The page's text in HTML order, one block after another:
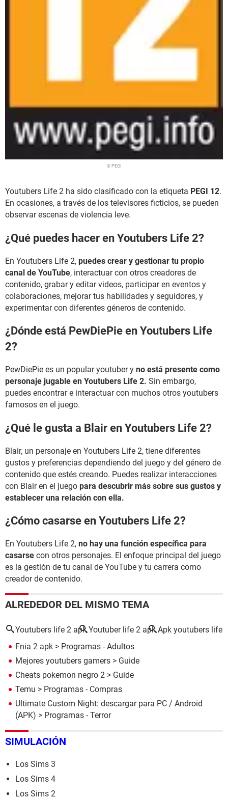
© PEGI
Youtubers Life 2 ha sido clasificado con la etiqueta PEGI 12.
En ocasiones, a través de los televisores ficticios, se pueden
observar escenas de violencia leve.
¿Qué puedes hacer en Youtubers Life 2?
En Youtubers Life 2, puedes crear y gestionar tu propio
canal de YouTube, interactuar con otros creadores de
contenido, grabar y editar videos, participar en eventos y
colaboraciones, mejorar tus habilidades y seguidores, y
experimentar con diferentes géneros de contenido.
¿Dónde está PewDiePie en Youtubers Life
2?
PewDiePie es un popular youtuber y no está presente como
personaje jugable en Youtubers Life 2. Sin embargo,
puedes encontrar e interactuar con muchos otros youtubers
famosos en el juego.
¿Qué le gusta a Blair en Youtubers Life 2?
Blair, un personaje en Youtubers Life 2, tiene diferentes
gustos y preferencias dependiendo del juego y del género de
contenido que estés creando. Puedes realizar interacciones
con Blair en el juego para descubrir más sobre sus gustos y
establecer una relación con ella.
¿Cómo casarse en Youtubers Life 2?
En Youtubers Life 2, no hay una función específica para
casarse con otros personajes. El enfoque principal del juego
es la gestión de tu canal de YouTube y tu carrera como
creador de contenido.
ALREDEDOR DEL MISMO TEMA
Youtubers life 2 apk Youtuber life 2 apk Apk youtubers life
Fnia 2 apk > Programas - Adultos
Mejores youtubers gamers > Guide
Cheats pokemon negro 2 > Guide
Temu > Programas - Compras
Ultimate Custom Night: descargar para PC / Android
(APK) > Programas - Terror
SIMULACIÓN
Los Sims 3
Los Sims 4
Los Sims 2